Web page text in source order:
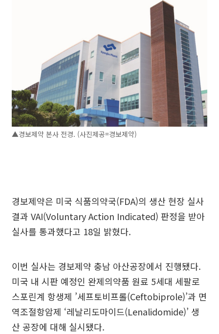
▲경보제약 본사 전경. (사진제공=경보제약)
경보제약은 미국 식품의약국(FDA)의 생산 현장 실사
결과 VAI(Voluntary Action Indicated) 판정을 받아
실사를 통과했다고 18일 밝혔다.
이번 실사는 경보제약 충남 아산공장에서 진행됐다.
미국 내 시판 예정인 완제의약품 원료 5세대 세팔로
스포린계 항생제 ’세프토비프롤(Ceftobiprole)’과 면
역조절항암제 ‘레날리도마이드(Lenalidomide)’ 생
산 공장에 대해 실시됐다.